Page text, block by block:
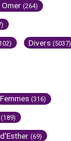
(264)
Divers (5037)
Femmes (316)
(189)
(69)